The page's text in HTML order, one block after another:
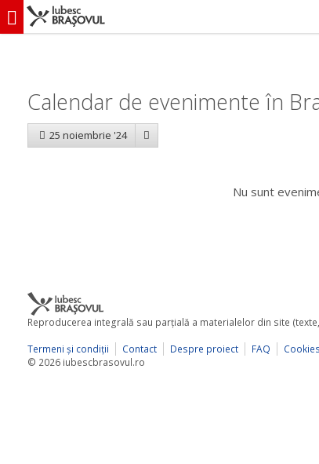
iubescbraşovul.ro
Calendar de evenimente în
25 noiembrie '24
Nu sunt
Reproducerea integrală sau parţială a materialelor din site
Termeni şi condiţii
Contact Despre proiect FAQ Cookies
© 2026 iubescbrasovul.ro